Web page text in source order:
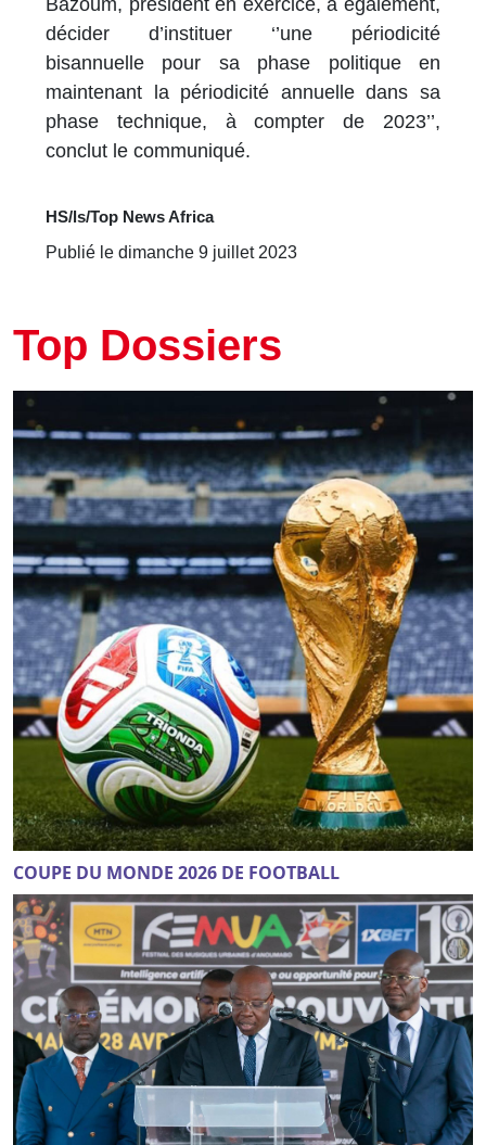
Bazoum, président en exercice, a également,
décider d’instituer ‘’une périodicité
bisannuelle pour sa phase politique en
maintenant la périodicité annuelle dans sa
phase technique, à compter de 2023’’,
conclut le communiqué.
HS/ls/Top News Africa
Publié le dimanche 9 juillet 2023
Top Dossiers
COUPE DU MONDE 2026 DE FOOTBALL